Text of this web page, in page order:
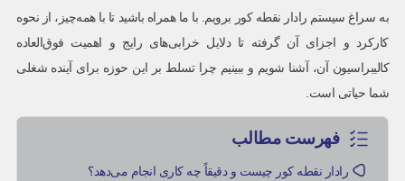
به سراغ سیستم رادار نقطه کور برویم. با ما همراه باشید تا با همه‌چیز، از نحوه
کارکرد و اجزای آن گرفته تا دلایل خرابی‌های رایج و اهمیت فوق‌العاده
کالیبراسیون آن، آشنا شویم و ببینیم چرا تسلط بر این حوزه برای آینده شغلی
شما حیاتی است.
فهرست مطالب
رادار نقطه کور چیست و دقیقاً چه کاری انجام می‌دهد؟